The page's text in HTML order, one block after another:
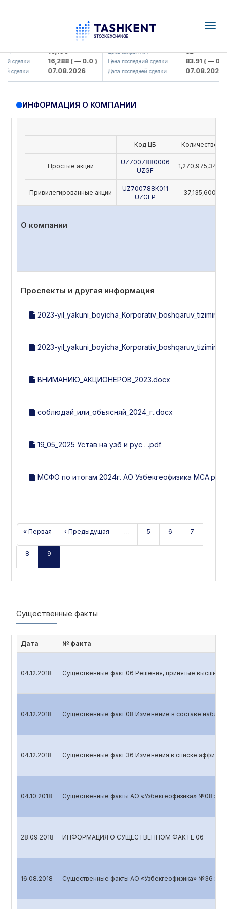
: 16,100
сделки : 16,288( — 0.0 )
сделки : 07.08.2026
KFSK (<Kafolat sug'urta
Цена закрытия : 82
Цена последний сделки : 83.91( — 0.0 )
Дата последней сделки : 07.08.2026
ИНФОРМАЦИЯ О КОМПАНИИ
Код ЦБ Количество
Простые акции
UZ7007880006
UZGF
1,270,975,342
Привилегированные акции
UZ700788K011
UZGFP
37,135,600
О компании
Проспекты и другая информация
2023-
2023-
ВНИМАНИЮ_АКЦИОНЕРОВ_2023.docx
соблюдай_или_объясняй_2024_г..docx
19_05_2025 Устав на узб и рус . .pdf
МСФО по итогам 2024г. АО Узбекгеофизика МСА.pdf
« Первая ‹ Предыдущая … 5 6 7
8 9
Существенные факты
Дата № факта
04.12.2018 Существенные факт 06 Решения, принятые высшим
04.12.2018 Существенные факт 08 Изменение в составе
04.12.2018 Существенные факт 36 Изменения в списке
04.10.2018 Существенные факты АО «Узбекгеофизика» №08 за
28.09.2018 ИНФОРМАЦИЯ О СУЩЕСТВЕННОМ ФАКТЕ 06
16.08.2018 Существенные факты АО «Узбекгеофизика» №36 за